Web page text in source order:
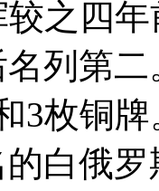
之四年
列第
3枚铜
白俄